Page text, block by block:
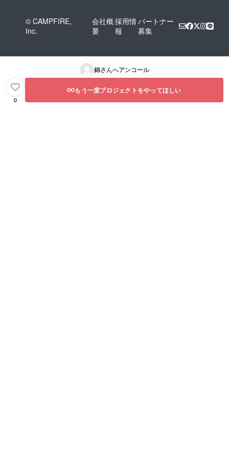
© CAMPFIRE,
Inc.
会社概
要
採用情
報
パートナー
募集
錦さんへアンコール
0
もう一度プロジェクトをやってほしい